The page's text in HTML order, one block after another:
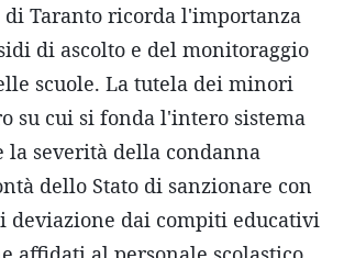
Taranto ricorda l'importanza
di ascolto e del monitoraggio
scuole. La tutela dei minori
su cui si fonda l'intero sistema
la severità della condanna
dello Stato di sanzionare con
deviazione dai compiti educativi